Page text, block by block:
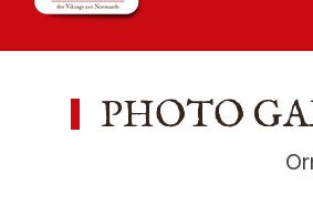
PHOTO